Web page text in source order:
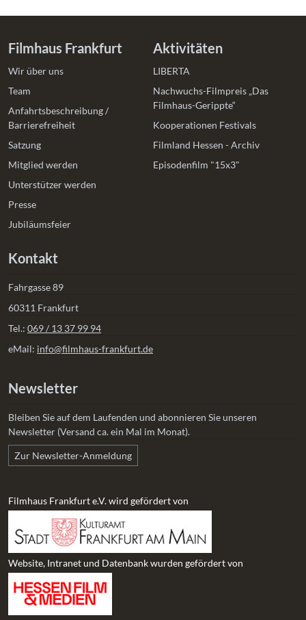
Filmhaus Frankfurt
Wir über uns
Team
Anfahrtsbeschreibung /
Barrierefreiheit
Satzung
Mitglied werden
Unterstützer werden
Presse
Jubiläumsfeier
Aktivitäten
LIBERTA
Nachwuchs-Filmpreis „Das
Filmhaus-Gerippte“
Kooperationen Festivals
Filmland Hessen - Archiv
Episodenfilm "15x3"
Kontakt
Fahrgasse 89
60311 Frankfurt
Tel.: 069 / 13 37 99 94
eMail: info@filmhaus-frankfurt.de
Newsletter
Bleiben Sie auf dem Laufenden und abonnieren Sie unseren
Newsletter (Versand ca. ein Mal im Monat).
Zur Newsletter-Anmeldung
Filmhaus Frankfurt e.V. wird gefördert von
Website, Intranet und Datenbank wurden gefördert von